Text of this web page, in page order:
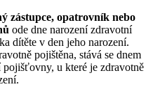
zástupce, opatrovník nebo
ode dne narození zdravotní
dítěte v den jeho narození.
pojištěna, stává se dnem
u které je zdravotně